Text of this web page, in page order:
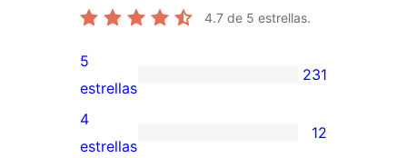
4.7 de 5 estrellas.
231
valoraciones
de
5
estrellas
231
12
4
estrellas
12